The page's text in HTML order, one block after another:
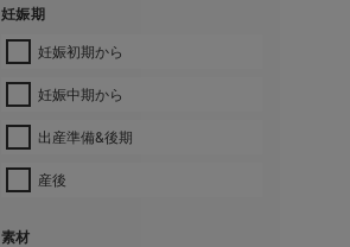
妊娠期
妊娠初期から
妊娠中期から
出産準備&後期
産後
素材